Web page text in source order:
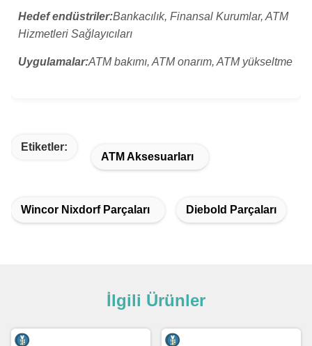
Hedef endüstriler:Bankacılık, Finansal Kurumlar, ATM
Hizmetleri Sağlayıcıları
Uygulamalar:ATM bakımı, ATM onarım, ATM yükseltme
Etiketler:
ATM Aksesuarları
Wincor Nixdorf Parçaları Diebold Parçaları
İlgili Ürünler